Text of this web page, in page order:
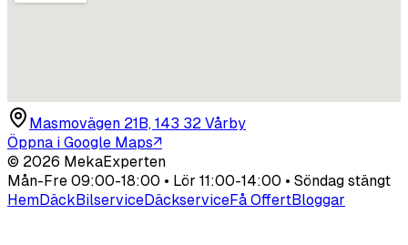
Masmovägen 21B, 143 32 Vårby
Öppna i Google Maps↗
© 2026 MekaExperten
Mån-Fre 09:00-18:00 • Lör 11:00-14:00 • Söndag stängt
HemDäckBilserviceDäckserviceFå OffertBloggar